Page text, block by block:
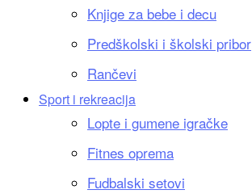
Knjige za bebe i decu
Predškolski i školski pribor
Rančevi
Sport i rekreacija
Lopte i gumene igračke
Fitnes oprema
Fudbalski setovi